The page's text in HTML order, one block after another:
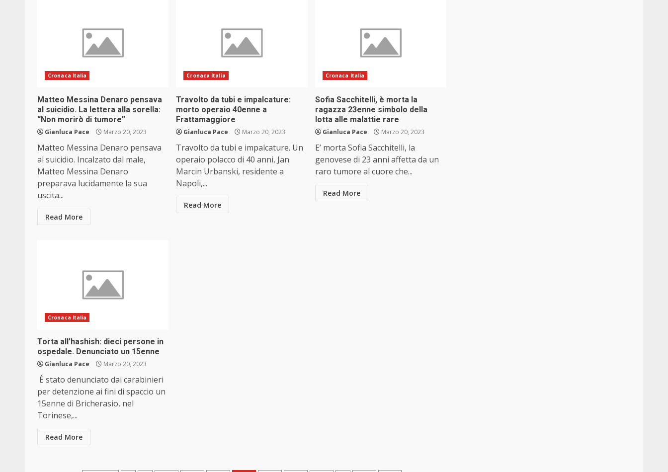
Cronaca Italia
Matteo Messina Denaro pensava
al suicidio. La lettera alla sorella:
“Non morirò di tumore”
Gianluca Pace Marzo 20, 2023
Matteo Messina Denaro pensava
al suicidio. Incalzato dal male,
Matteo Messina Denaro
preparava lucidamente la sua
uscita...
Read More
Cronaca Italia
Travolto da tubi e impalcature:
morto operaio 40enne a
Frattamaggiore
Gianluca Pace Marzo 20, 2023
Travolto da tubi e impalcature. Un
operaio polacco di 40 anni, Jan
Marcin Urbanski, residente a
Napoli,...
Read More
Cronaca Italia
Sofia Sacchitelli, è morta la
ragazza 23enne simbolo della
lotta alle malattie rare
Gianluca Pace Marzo 20, 2023
E’ morta Sofia Sacchitelli, la
genovese di 23 anni affetta da un
raro tumore al cuore che...
Read More
Cronaca Italia
Torta all’hashish: dieci persone in
ospedale. Denunciato un 15enne
Gianluca Pace Marzo 20, 2023
È stato denunciato dai carabinieri
per detenzione ai fini di spaccio un
15enne di Bricherasio, nel
Torinese,...
Read More